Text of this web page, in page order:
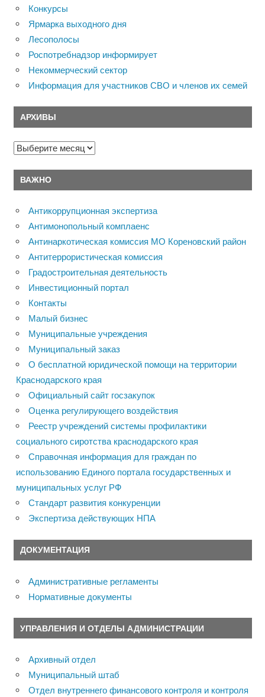
Конкурсы
Ярмарка выходного дня
Лесополосы
Роспотребнадзор информирует
Некоммерческий сектор
Информация для участников СВО и членов их семей
АРХИВЫ
Архивы
ВАЖНО
Антикоррупционная экспертиза
Антимонопольный комплаенс
Антинаркотическая комиссия МО Кореновский район
Антитеррористическая комиссия
Градостроительная деятельность
Инвестиционный портал
Контакты
Малый бизнес
Муниципальные учреждения
Муниципальный заказ
О бесплатной юридической помощи на территории
Краснодарского края
Официальный сайт госзакупок
Оценка регулирующего воздействия
Реестр учреждений системы профилактики
социального сиротства краснодарского края
Справочная информация для граждан по
использованию Единого портала государственных и
муниципальных услуг РФ
Стандарт развития конкуренции
Экспертиза действующих НПА
ДОКУМЕНТАЦИЯ
Административные регламенты
Нормативные документы
УПРАВЛЕНИЯ И ОТДЕЛЫ АДМИНИСТРАЦИИ
Архивный отдел
Муниципальный штаб
Отдел внутреннего финансового контроля и контроля